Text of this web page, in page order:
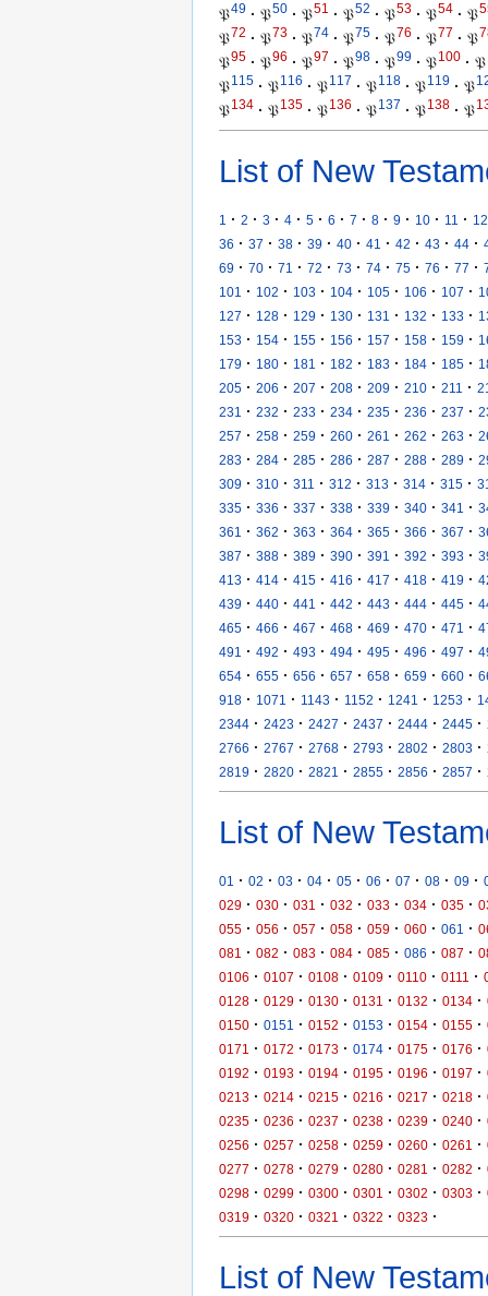
𝔓49 · 𝔓50 · 𝔓51 · 𝔓52 · 𝔓53 · 𝔓54 · 𝔓
𝔓72 · 𝔓73 · 𝔓74 · 𝔓75 · 𝔓76 · 𝔓77 · 𝔓
𝔓95 · 𝔓96 · 𝔓97 · 𝔓98 · 𝔓99 · 𝔓100 · 𝔓
𝔓115 · 𝔓116 · 𝔓117 · 𝔓118 · 𝔓119 · 𝔓
𝔓134 · 𝔓135 · 𝔓136 · 𝔓137 · 𝔓138 · 𝔓
List of New
1 · 2 · 3 · 4 · 5 · 6 · 7 · 8 · 9 · 10 · 11 · 12
36 · 37 · 38 · 39 · 40 · 41 · 42 · 43 · 44 ·
69 · 70 · 71 · 72 · 73 · 74 · 75 · 76 · 77 ·
101
· 102 · 103 · 104 · 105 · 106 · 107 ·
127 · 128 · 129 · 130 · 131 · 132 · 133 ·
153 · 154 · 155 · 156 · 157 · 158 · 159 ·
179 · 180 · 181 · 182 · 183 · 184 · 185 ·
205 · 206 · 207 · 208 · 209 · 210 · 211 ·
231
· 232 · 233 · 234 · 235 · 236 · 237 ·
257 · 258 · 259 · 260 · 261 · 262 · 263 ·
283 · 284 · 285 · 286 · 287 · 288 · 289 ·
309 · 310 · 311 · 312 · 313 · 314 · 315 ·
335 · 336 · 337 · 338 · 339 · 340 · 341 ·
361
· 362 · 363 · 364 · 365 · 366 · 367 ·
387 · 388 · 389 · 390 · 391 · 392 · 393 ·
413 · 414 · 415 · 416 · 417 · 418 · 419 ·
439 · 440 · 441 · 442 · 443 · 444 · 445 ·
465 · 466 · 467 · 468 · 469 · 470 · 471 ·
491
· 492 · 493 · 494 · 495 · 496 · 497 ·
654 · 655 · 656 · 657 · 658 · 659 · 660 ·
918 · 1071 · 1143 · 1152 · 1241 · 1253 ·
2344 · 2423 · 2427 · 2437 · 2444 · 2445 ·
2766 · 2767 · 2768 · 2793 · 2802 · 2803 ·
2819 · 2820 · 2821 · 2855 · 2856 · 2857 ·
List of New
01 · 02 · 03 · 04 · 05 · 06 · 07 · 08 · 09 ·
029 · 030 · 031 · 032 · 033 · 034 · 035 ·
055 · 056 · 057 · 058 · 059 · 060 · 061 ·
081
· 082 · 083 · 084 · 085 · 086 · 087 ·
0106 · 0107 · 0108 · 0109 · 0110 · 0111 ·
0128 · 0129 · 0130 · 0131 · 0132 · 0134 ·
0150 · 0151 · 0152 · 0153 · 0154 · 0155 ·
0171
· 0172 · 0173 · 0174 · 0175 · 0176 ·
0192 · 0193 · 0194 · 0195 · 0196 · 0197 ·
0213 · 0214 · 0215 · 0216 · 0217 · 0218 ·
0235 · 0236 · 0237 · 0238 · 0239 · 0240 ·
0256 · 0257 · 0258 · 0259 · 0260 · 0261 ·
0277 · 0278 · 0279 · 0280 · 0281 · 0282 ·
0298 · 0299 · 0300 · 0301 · 0302 · 0303 ·
0319 · 0320 · 0321 · 0322 · 0323 ·
List of New